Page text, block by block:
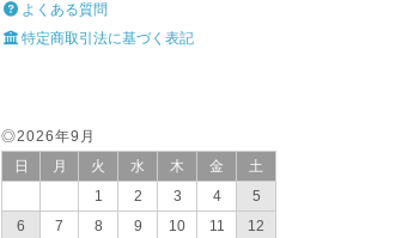
よくある質問
特定商取引法に基づく表記
◎2026年9月
日
月 火 水 木 金
土
1
2 3 4
5
6
7 8 9 10 11
12